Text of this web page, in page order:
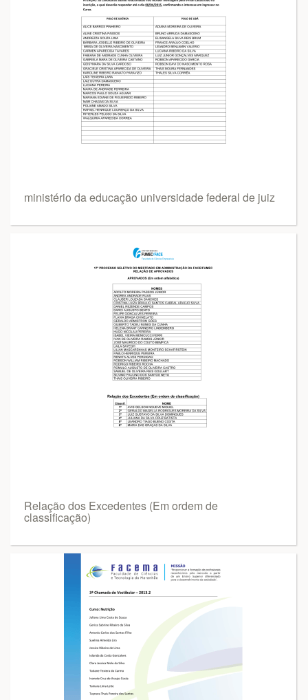
ministério da educação universidade federal de juiz
Relação dos Excedentes (Em ordem de
classificação)